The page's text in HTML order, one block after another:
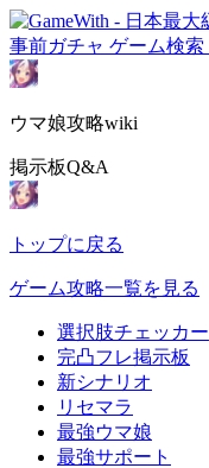
事前ガチャ ゲーム検索
ウマ娘攻略wiki
掲示板Q&A
トップに戻る
ゲーム攻略一覧を見る
選択肢チェッカー
完凸フレ掲示板
新シナリオ
リセマラ
最強ウマ娘
最強サポート